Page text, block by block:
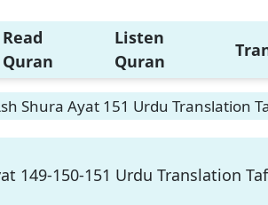
Read
Quran
Listen
Quran
Shura Ayat 151 Urdu Translation
149-150-151 Urdu Translation